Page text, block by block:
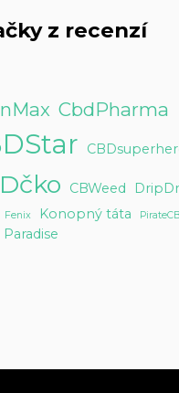
z recenzí
CbdPharma
CBWeed
Fenix Konopný táta
Paradise